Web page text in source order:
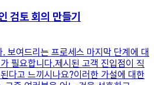
검토 회의 만들기
보여드리는 프로세스 마지막 단계에 대
필요합니다.제시된 고객 진입점이 직
다고 느끼시나요?이러한 가설에 대한